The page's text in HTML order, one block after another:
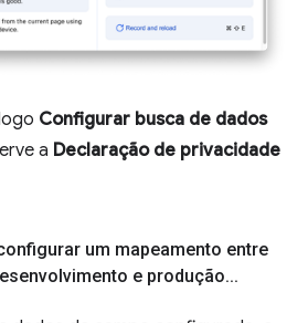
Configurar busca de dados
a Declaração de privacidade
um mapeamento entre
e produção...